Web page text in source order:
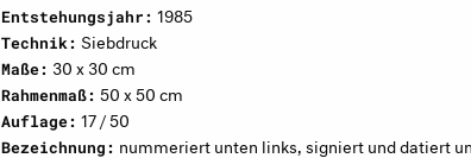
Entstehungsjahr: 1985
Technik: Siebdruck
Maße: 30 x 30 cm
Rahmenmaß: 50 x 50 cm
Auflage: 17 / 50
Bezeichnung: nummeriert unten links, signiert und datiert